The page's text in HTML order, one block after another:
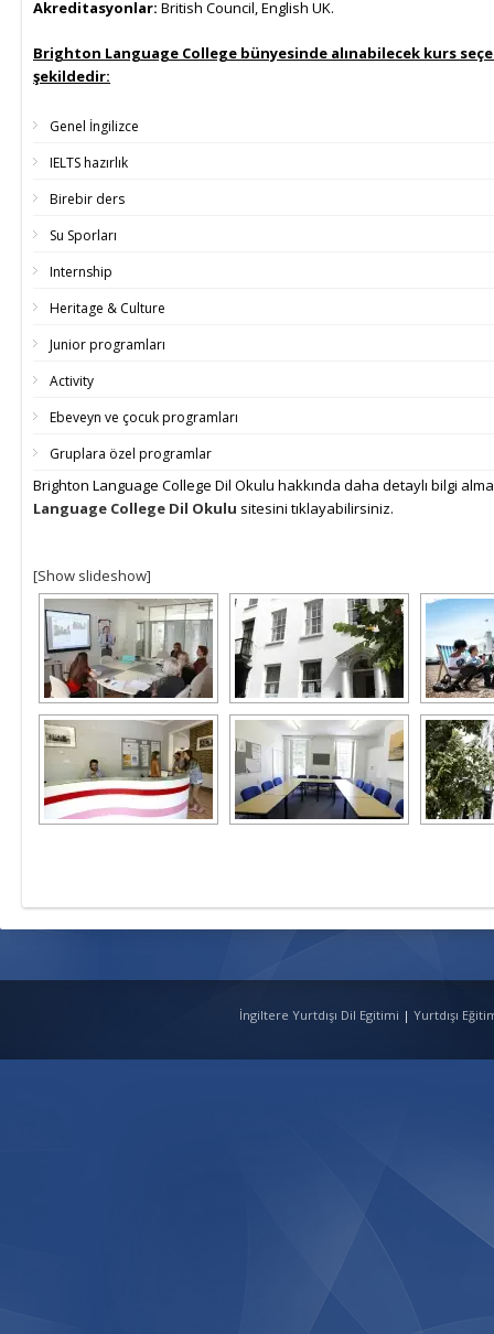
Akreditasyonlar: British Council, English UK.
Brighton Language College bünyesinde alınabilecek kurs
şekildedir:
Genel İngilizce
IELTS hazırlık
Birebir ders
Su Sporları
Internship
Heritage & Culture
Junior programları
Activity
Ebeveyn ve çocuk programları
Gruplara özel programlar
Brighton Language College Dil Okulu hakkında daha detaylı bilgi
Language College Dil Okulu sitesini tıklayabilirsiniz.
[Show slideshow]
İngiltere Yurtdışı Dil Egitimi | Yurtdışı